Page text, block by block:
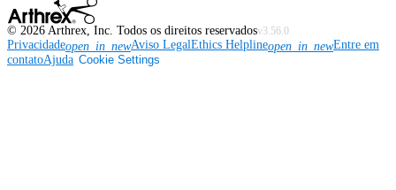
© 2026 Arthrex, Inc. Todos os direitos reservadosv3.56.0
Privacidadeopen_in_newAviso LegalEthics Helplineopen_in_newEntre em
contatoAjuda Cookie Settings